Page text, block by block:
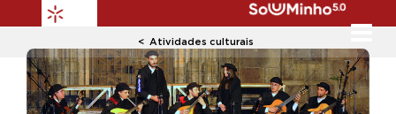
Atividades culturais
Previous Next